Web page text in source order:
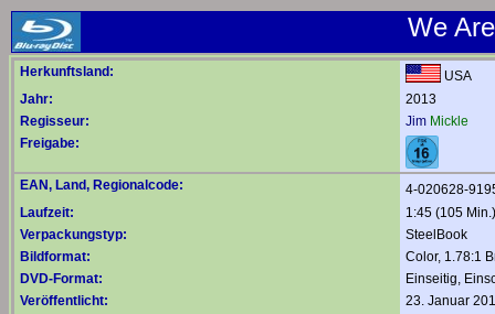
We
Herkunftsland:
USA
Jahr:
2013
Regisseur:
Jim Mickle
Freigabe:
EAN, Land, Regionalcode:
4-020628-
Laufzeit:
1:45 (105 Min.)
Verpackungstyp:
SteelBook
Bildformat:
Color, 1.78:1
DVD-Format:
Einseitig,
Veröffentlicht:
23. Januar